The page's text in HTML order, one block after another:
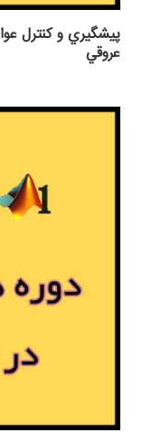
پيشگيري و كنترل
عروقي